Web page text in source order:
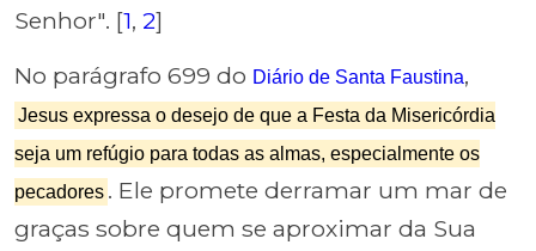
Senhor". [1, 2]
No parágrafo 699 do Diário de Santa Faustina,
Jesus expressa o desejo de que a Festa da Misericórdia
seja um refúgio para todas as almas, especialmente os
pecadores . Ele promete derramar um mar de
graças sobre quem se aproximar da Sua